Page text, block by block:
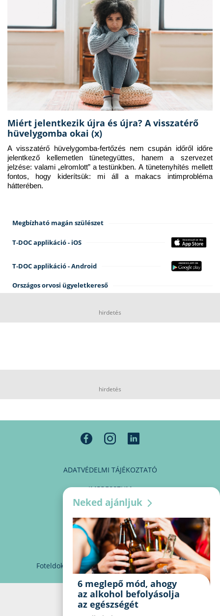
Miért jelentkezik újra és újra? A visszatérő
hüvelygomba okai (x)
A visszatérő hüvelygomba-fertőzés nem csupán időről időre
jelentkező kellemetlen tünetegyüttes, hanem a szervezet
jelzése: valami „elromlott” a testünkben. A tünetenyhítés mellett
fontos, hogy kiderítsük: mi áll a makacs intimprobléma
hátterében.
Megbízható magán szülészet
T-DOC applikáció - iOS
T-DOC applikáció - Android
Országos orvosi ügyeletkereső
hirdetés
hirdetés
ADATVÉDELMI TÁJÉKOZTATÓ
IMPRESSZUM
MÉDIAAJÁNLAT
PARTNEREINK
KAPCSOLAT
Foteldoki info@foteldoki.hu Süti beállítások
Neked ajánljuk
6 meglepő mód, ahogy
az alkohol befolyásolja
az egészségét